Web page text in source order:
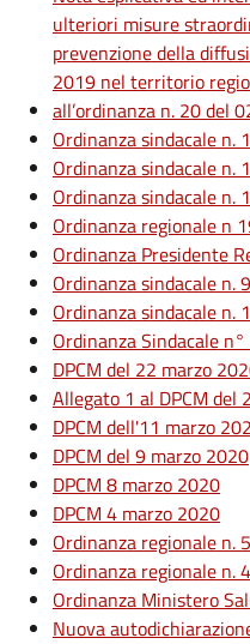
ulteriori misure
prevenzione della
2019 nel territorio
all’ordinanza n. 20 del
Ordinanza sindacale n.
Ordinanza sindacale n.
Ordinanza sindacale n.
Ordinanza regionale n
Ordinanza Presidente
Ordinanza sindacale
Ordinanza sindacale n.
Ordinanza Sindacale
DPCM del 22 marzo
Allegato 1 al DPCM del
DPCM dell'11 marzo
DPCM del 9 marzo 2020
DPCM 8 marzo 2020
DPCM 4 marzo 2020
Ordinanza regionale n.
Ordinanza regionale n.
Ordinanza Ministero
Nuova